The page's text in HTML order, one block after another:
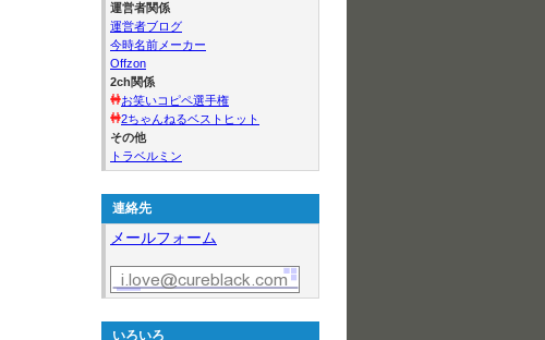
運営者関係
運営者ブログ
今時名前メーカー
Offzon
2ch関係
お笑いコピペ選手権
2ちゃんねるベストヒット
その他
トラベルミン
連絡先
メールフォーム
いろいろ